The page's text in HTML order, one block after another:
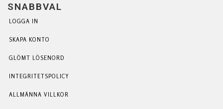
SNABBVAL
LOGGA IN
SKAPA KONTO
GLÖMT LÖSENORD
INTEGRITETSPOLICY
ALLMÄNNA VILLKOR